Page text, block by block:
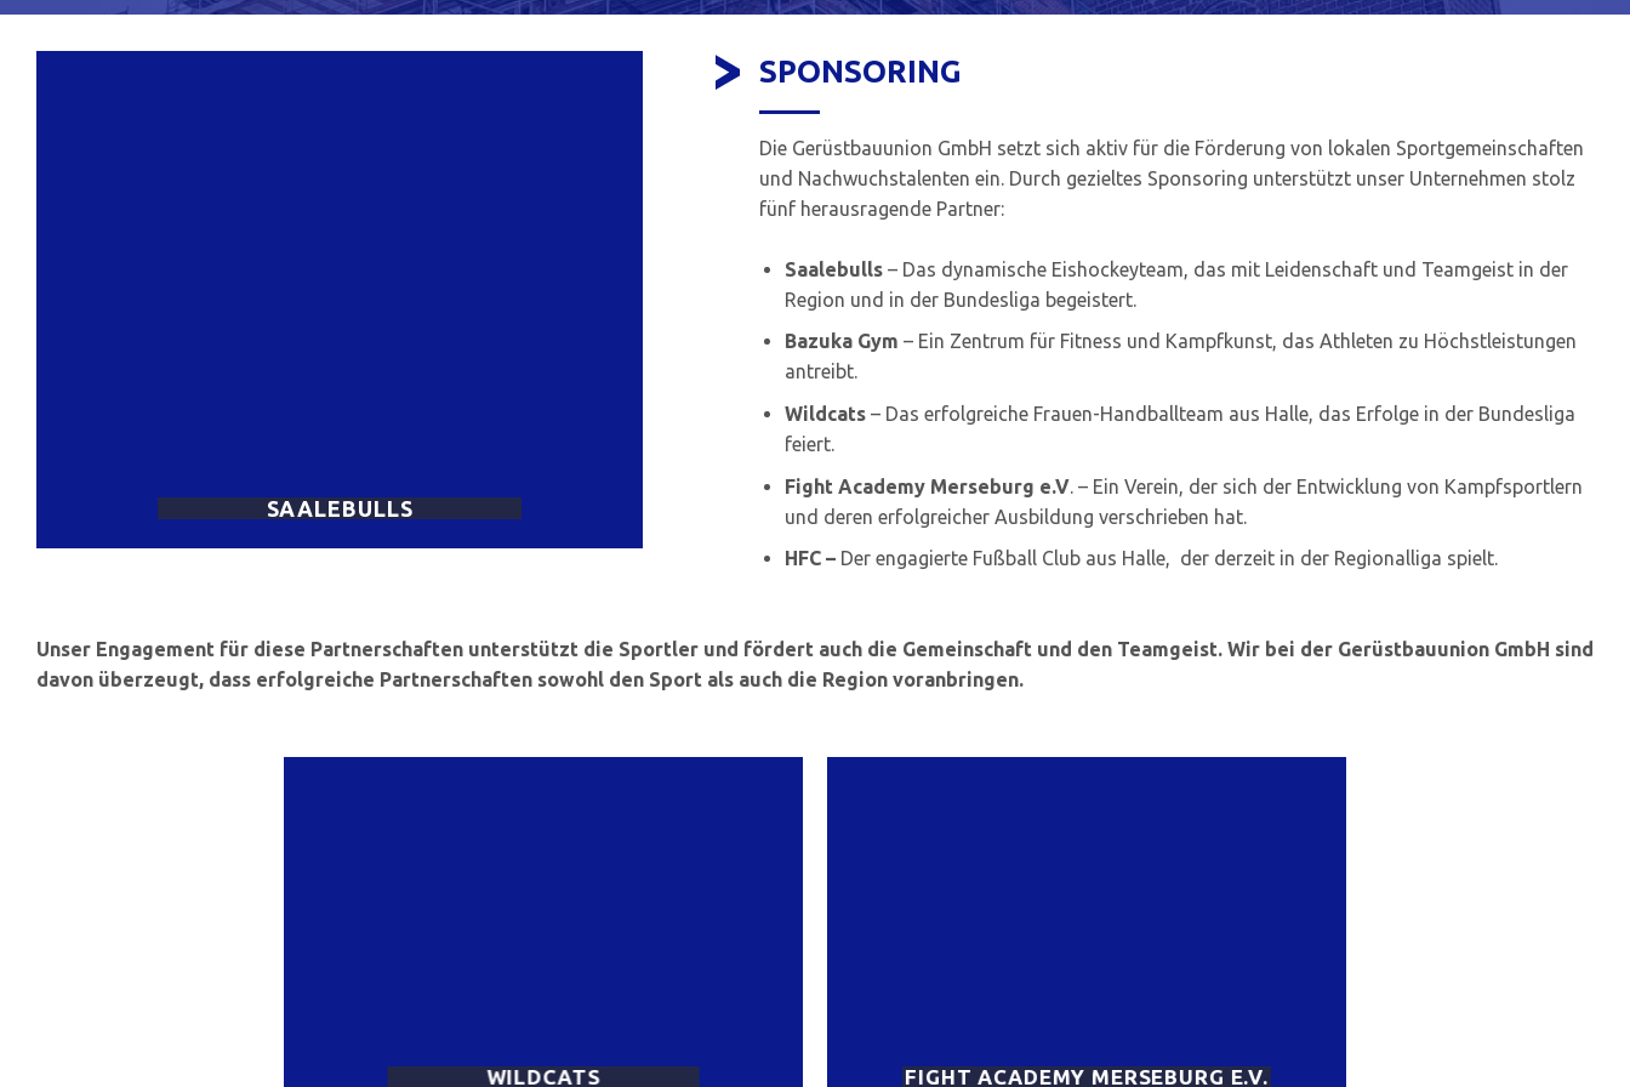
SAALEBULLS
SPONSORING
Die Gerüstbauunion GmbH setzt sich aktiv für die Förderung von lokalen Sportgemeinschaften
und Nachwuchstalenten ein. Durch gezieltes Sponsoring unterstützt unser Unternehmen stolz
fünf herausragende Partner:
Saalebulls– Das dynamische Eishockeyteam, das mit Leidenschaft und Teamgeist in der
Region und in der Bundesliga begeistert.
Bazuka Gym – Ein Zentrum für Fitness und Kampfkunst, das Athleten zu Höchstleistungen
antreibt.
Wildcats– Das erfolgreiche Frauen-Handballteam aus Halle, das Erfolge in der Bundesliga
feiert.
Fight Academy Merseburg e.V. – Ein Verein, der sich der Entwicklung von Kampfsportlern
und deren erfolgreicher Ausbildung verschrieben hat.
HFC – Der engagierte Fußball Club aus Halle, der derzeit in der Regionalliga spielt.
Unser Engagement für diese Partnerschaften unterstützt die Sportler und fördert auch die Gemeinschaft und den Teamgeist. Wir bei der Gerüstbauunion GmbH sind
davon überzeugt, dass erfolgreiche Partnerschaften sowohl den Sport als auch die Region voranbringen.
WILDCATS FIGHT ACADEMY MERSEBURG E.V.